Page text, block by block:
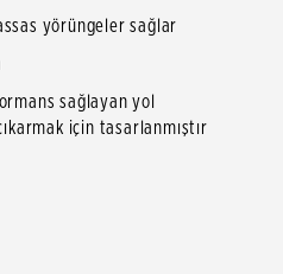
yörüngeler sağlar
sağlayan yol
için tasarlanmıştır